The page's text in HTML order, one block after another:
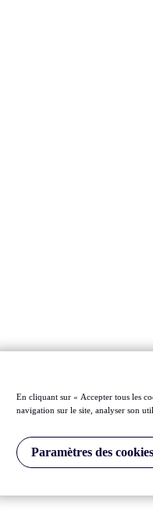
En cliquant sur « Accepter tous les
navigation sur le site, analyser son
Paramètres des cookies